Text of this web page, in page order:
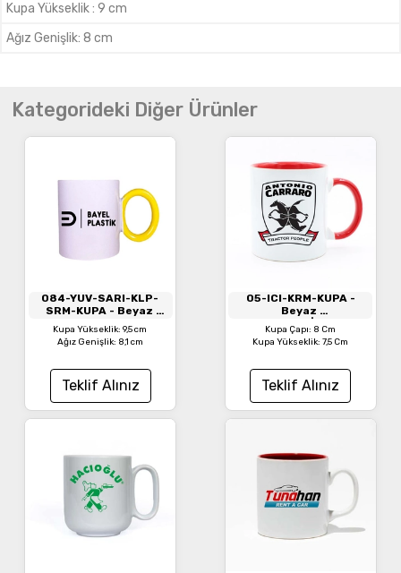
Kupa Yükseklik: 9 cm
Ağız Genişlik: 8 cm
Kategorideki Diğer Ürünler
084-YUV-SARI-KLP-
SRM-KUPA - Beyaz
Yuvarlak Sarı Kulplu
Seramik Kupa
Kupa Yükseklik: 9,5 cm
Ağız Genişlik: 8,1 cm
Teklif Alınız
05-ICI-KRM-KUPA -
Beyaz
Süblimasyon İçi Kırmızı
Kupa Bardak
Kupa Çapı: 8 Cm
Kupa Yükseklik: 7,5 Cm
Teklif Alınız